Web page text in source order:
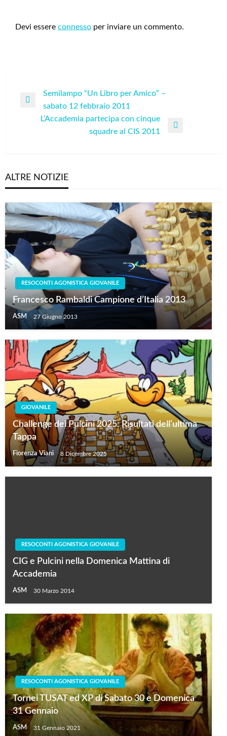
Devi essere connesso per inviare un commento.
Navigazione
articoli
Previous
Semilampo “Un Libro per Amico” –
sabato 12 febbraio 2011
L’Accademia partecipa con cinque
squadre al CIS 2011
ALTRE NOTIZIE
RESOCONTI AGONISTICA GIOVANILE
Francesco Rambaldi Campione d’Italia 2013
ASM 27 Giugno 2013
GIOVANILE
Challenge dei Pulcini 2025: Risultati dell’ultima
Tappa
Fiorenza Viani 8 Dicembre 2025
RESOCONTI AGONISTICA GIOVANILE
CIG e Pulcini nella Domenica Mattina di
Accademia
ASM 30 Marzo 2014
RESOCONTI AGONISTICA GIOVANILE
Tornei TUSAT ed XP di Sabato 30 e Domenica
31 Gennaio
ASM 31 Gennaio 2021